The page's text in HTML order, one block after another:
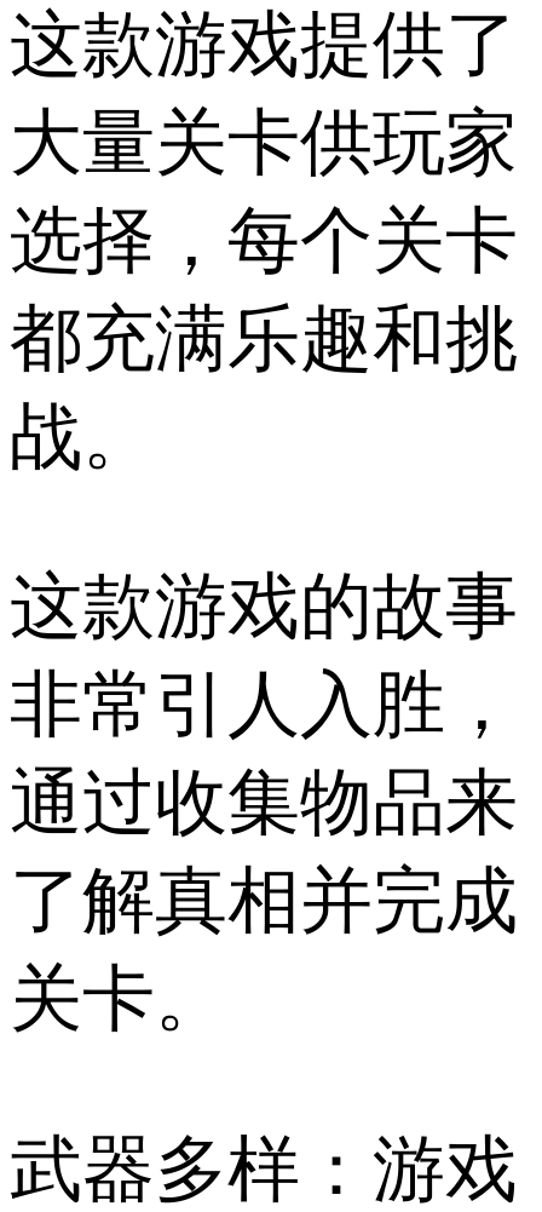
这款游戏提供了
大量关卡供玩家
选择，每个关卡
都充满乐趣和挑
战。
这款游戏的故事
非常引人入胜，
通过收集物品来
了解真相并完成
关卡。
武器多样：游戏